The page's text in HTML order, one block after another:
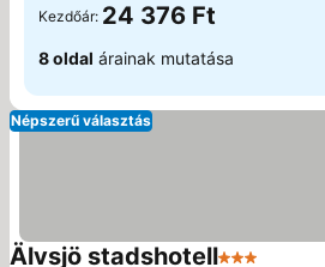
Kezdőár: 24 376 Ft
8 oldal árainak mutatása
Népszerű választás
Älvsjö stadshotell